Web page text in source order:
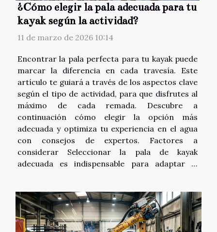
¿Cómo elegir la pala adecuada para tu
kayak según la actividad?
11 de marzo de 2026 10:14
Encontrar la pala perfecta para tu kayak puede
marcar la diferencia en cada travesía. Este
artículo te guiará a través de los aspectos clave
según el tipo de actividad, para que disfrutes al
máximo de cada remada. Descubre a
continuación cómo elegir la opción más
adecuada y optimiza tu experiencia en el agua
con consejos de expertos. Factores a
considerar Seleccionar la pala de kayak
adecuada es indispensable para adaptar el
de agua donde se practicará la remada: en ríos,
se recomienda una pala...